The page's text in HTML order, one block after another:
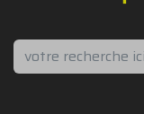
Rechercher